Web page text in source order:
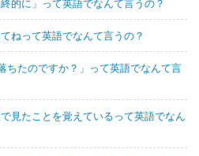
的に」って英語でなんて言うの？
ねって英語でなんて言うの？
ちたのですか？」って英語でなんて言
見たことを覚えているって英語でなん